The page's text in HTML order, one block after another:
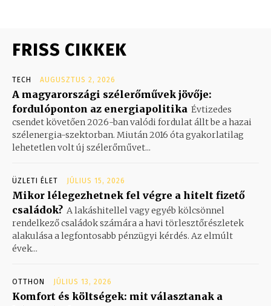
FRISS CIKKEK
TECH AUGUSZTUS 2, 2026
A magyarországi szélerőművek jövője:
fordulóponton az energiapolitika Évtizedes
csendet követően 2026-ban valódi fordulat állt be a hazai
szélenergia-szektorban. Miután 2016 óta gyakorlatilag
lehetetlen volt új szélerőművet...
ÜZLETI ÉLET JÚLIUS 15, 2026
Mikor lélegezhetnek fel végre a hitelt fizető
családok? A lakáshitellel vagy egyéb kölcsönnel
rendelkező családok számára a havi törlesztőrészletek
alakulása a legfontosabb pénzügyi kérdés. Az elmúlt
évek...
OTTHON JÚLIUS 13, 2026
Komfort és költségek: mit választanak a